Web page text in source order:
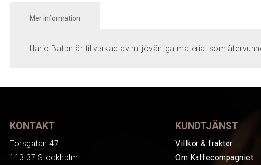
Mer information
Hario Baton är tillverkad av miljövänliga material som
KONTAKT
Torsgatan 47
113 37 Stockholm
KUNDTJÄNST
Villkor & frakter
Om Kaffecompagniet